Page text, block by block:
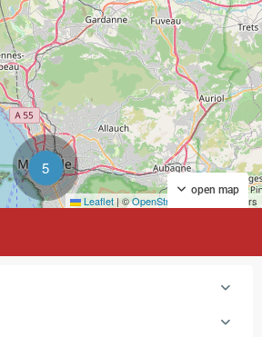
5
Leaflet | ©OpenStreetMap contributors
open map